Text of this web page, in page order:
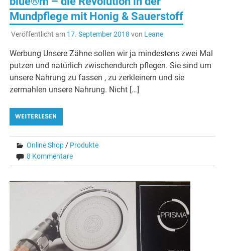
Mundpflege mit Honig & Sauerstoff
Veröffentlicht am 17. September 2018 von Leane
Werbung Unsere Zähne sollen wir ja mindestens zwei Mal
putzen und natürlich zwischendurch pflegen. Sie sind um
unsere Nahrung zu fassen , zu zerkleinern und sie
zermahlen unsere Nahrung. Nicht […]
WEITERLESEN
Online Shop / Produkte
8 Kommentare